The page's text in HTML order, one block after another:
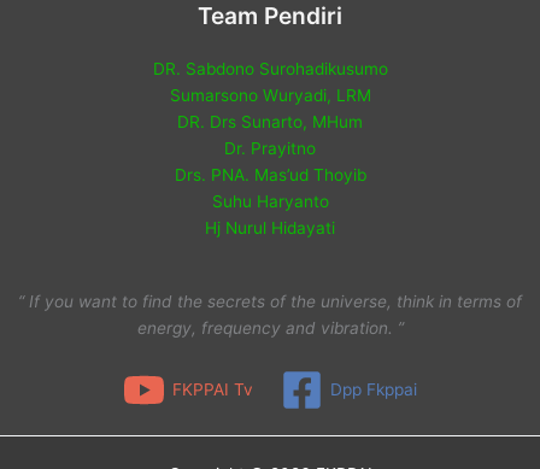
Team Pendiri
DR. Sabdono Surohadikusumo
Sumarsono Wuryadi, LRM
DR. Drs Sunarto, MHum
Dr. Prayitno
Drs. PNA. Mas’ud Thoyib
Suhu Haryanto
Hj Nurul Hidayati
“ If you want to find the secrets of the universe, think in terms of
energy, frequency and vibration. ”
FKPPAI Tv Dpp Fkppai